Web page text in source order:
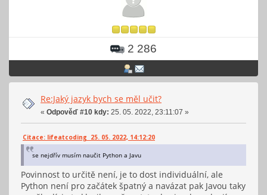
2 286
Re:Jaký jazyk bych se měl učit?
« Odpověď #10 kdy: 25. 05. 2022, 23:11:07 »
Citace: lifeatcoding 25. 05. 2022, 14:12:20
se nejdřív musím naučit Python a Javu
Povinnost to určitě není, je to dost individuální, ale
Python není pro začátek špatný a navázat pak Javou taky